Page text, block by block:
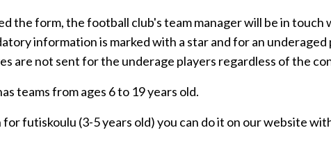
the form, the football club's team manager will be in
information is marked with a star and for an
are not sent for the underage players regardless of the
teams from ages 6 to 19 years old.
futiskoulu (3-5 years old) you can do it on our website